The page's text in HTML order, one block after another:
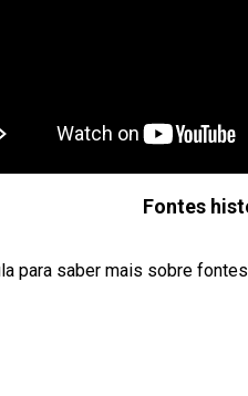
Fontes
para saber mais sobre